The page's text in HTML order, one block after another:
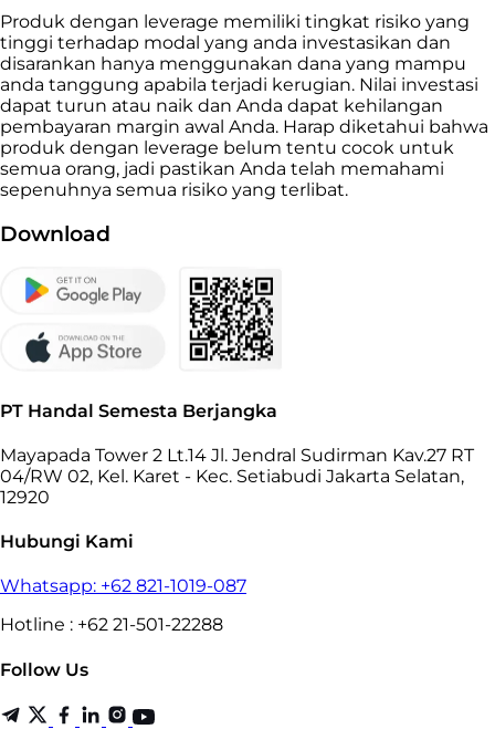
Produk dengan leverage memiliki tingkat risiko yang
tinggi terhadap modal yang anda investasikan dan
disarankan hanya menggunakan dana yang mampu
anda tanggung apabila terjadi kerugian. Nilai investasi
dapat turun atau naik dan Anda dapat kehilangan
pembayaran margin awal Anda. Harap diketahui bahwa
produk dengan leverage belum tentu cocok untuk
semua orang, jadi pastikan Anda telah memahami
sepenuhnya semua risiko yang terlibat.
Download
PT Handal Semesta Berjangka
Mayapada Tower 2 Lt.14 Jl. Jendral Sudirman Kav.27 RT
04/RW 02, Kel. Karet - Kec. Setiabudi Jakarta Selatan,
12920
Hubungi Kami
Whatsapp: +62 821-1019-087
Hotline : +62 21-501-22288
Follow Us